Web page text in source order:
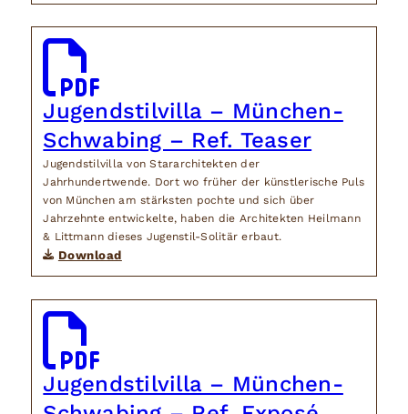
Jugendstilvilla – München-
Schwabing – Ref. Teaser
Jugendstilvilla von Stararchitekten der
Jahrhundertwende. Dort wo früher der künstlerische Puls
von München am stärksten pochte und sich über
Jahrzehnte entwickelte, haben die Architekten Heilmann
& Littmann dieses Jugenstil-Solitär erbaut.
Download
Jugendstilvilla – München-